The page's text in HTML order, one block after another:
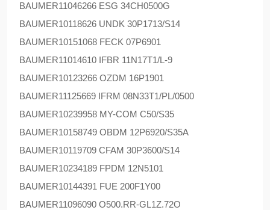
BAUMER11046266 ESG 34CH0500G
BAUMER10118626 UNDK 30P1713/S14
BAUMER10151068 FECK 07P6901
BAUMER11014610 IFBR 11N17T1/L-9
BAUMER10123266 OZDM 16P1901
BAUMER11125669 IFRM 08N33T1/PL/0500
BAUMER10239958 MY-COM C50/S35
BAUMER10158749 OBDM 12P6920/S35A
BAUMER10119709 CFAM 30P3600/S14
BAUMER10234189 FPDM 12N5101
BAUMER10144391 FUE 200F1Y00
BAUMER11096090 O500.RR-GL1Z.72O